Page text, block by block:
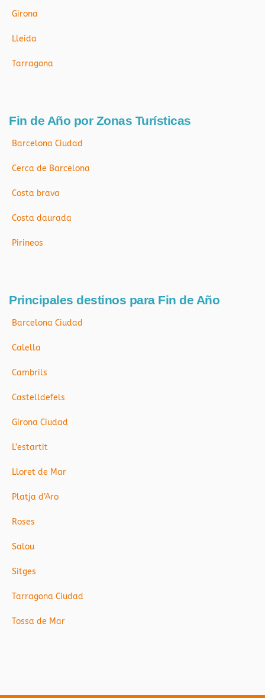
Girona
Lleida
Tarragona
Fin de Año por Zonas Turísticas
Barcelona Ciudad
Cerca de Barcelona
Costa brava
Costa daurada
Pirineos
Principales destinos para Fin de Año
Barcelona Ciudad
Calella
Cambrils
Castelldefels
Girona Ciudad
L’estartit
Lloret de Mar
Platja d’Aro
Roses
Salou
Sitges
Tarragona Ciudad
Tossa de Mar